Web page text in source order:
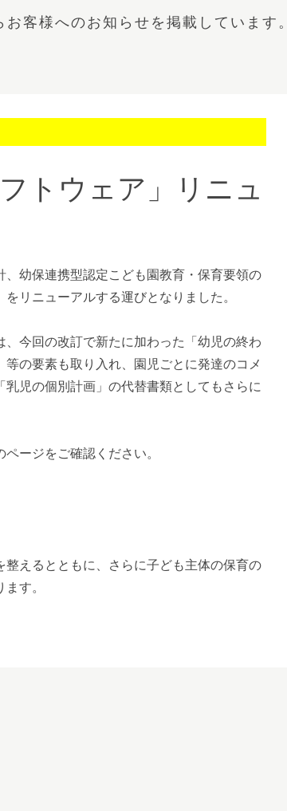
お客様へのお知らせを掲載しています。
トウェア」リニュ
幼保連携型認定こども園教育・保育要領の
リニューアルする運びとなりました。
今回の改訂で新たに加わった「幼児の終わ
の要素も取り入れ、園児ごとに発達のコメ
児の個別計画」の代替書類としてもさらに
ージをご確認ください。
えるとともに、さらに子ども主体の保育の
す。